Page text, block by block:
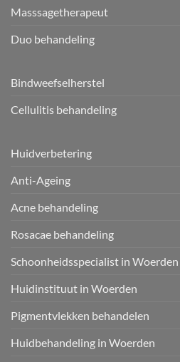
Masssagetherapeut
Duo behandeling
Bindweefselherstel
Cellulitis behandeling
Huidverbetering
Anti-Ageing
Acne behandeling
Rosacae behandeling
Schoonheidsspecialist in Woerden
Huidinstituut in Woerden
Pigmentvlekken behandelen
Huidbehandeling in Woerden